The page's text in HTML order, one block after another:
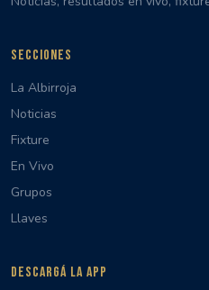
SECCIONES
La Albirroja
Noticias
Fixture
En Vivo
Grupos
Llaves
DESCARGÁ LA APP